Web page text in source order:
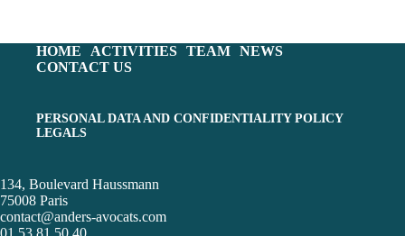
HOME ACTIVITIES TEAM NEWS
CONTACT US
PERSONAL DATA AND CONFIDENTIALITY POLICY
LEGALS
134, Boulevard Haussmann
75008 Paris
contact@anders-avocats.com
01 53 81 50 40